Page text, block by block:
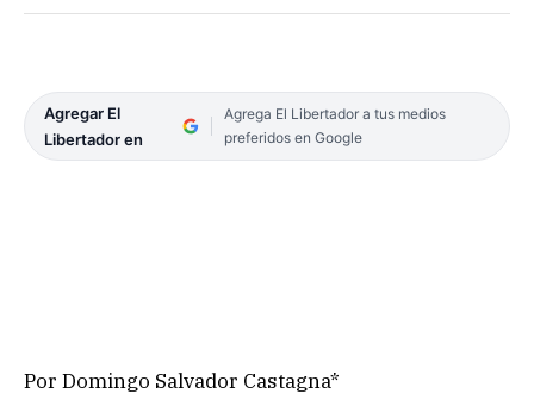
Agregar El
Libertador en
Agrega El Libertador a tus medios
preferidos en Google
Por Domingo Salvador Castagna*